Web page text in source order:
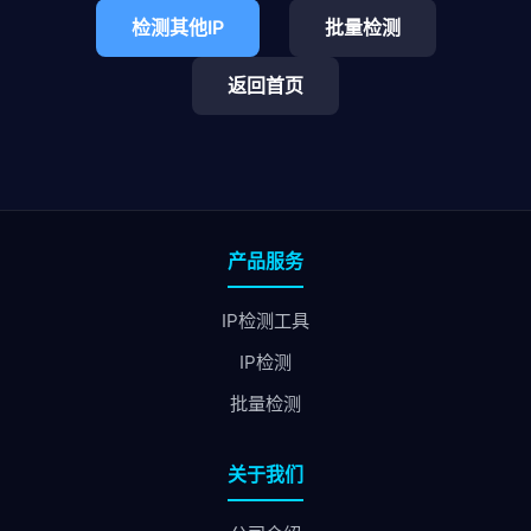
检测其他IP 批量检测
返回首页
产品服务
IP检测工具
IP检测
批量检测
关于我们